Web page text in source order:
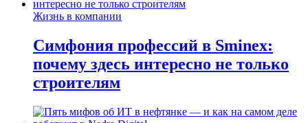
Жизнь в компании
Симфония профессий в Sminex:
почему здесь интересно не только
строителям